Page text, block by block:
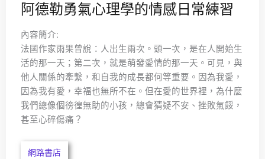
阿德勒勇氣心理學的情感日常練習
內容簡介:
法國作家雨果曾說：人出生兩次。頭一次，是在人開始生
活的那一天；第二次，就是萌發愛情的那一天。可見，與
他人關係的牽繫，和自我的成長都何等重要。因為我愛，
因為我有愛，幸福也無所不在。但在愛的世界裡，為什麼
我們總像個徬徨無助的小孩，總會猜疑不安、挫敗氣餒，
甚至心碎傷痛？
網路書店